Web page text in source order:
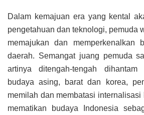
Dalam kemajuan era yang kental
pengetahuan dan teknologi, pemuda
memajukan dan memperkenalkan
daerah. Semangat juang pemuda
artinya ditengah-tengah
budaya asing, barat dan korea,
memilah dan membatasi
mematikan budaya Indonesia